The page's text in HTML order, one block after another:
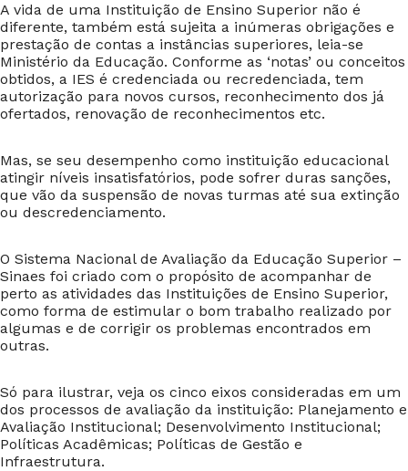
A vida de uma Instituição de Ensino Superior não é
diferente, também está sujeita a inúmeras obrigações e
prestação de contas a instâncias superiores, leia-se
Ministério da Educação. Conforme as ‘notas’ ou conceitos
obtidos, a IES é credenciada ou recredenciada, tem
autorização para novos cursos, reconhecimento dos já
ofertados, renovação de reconhecimentos etc.
Mas, se seu desempenho como instituição educacional
atingir níveis insatisfatórios, pode sofrer duras sanções,
que vão da suspensão de novas turmas até sua extinção
ou descredenciamento.
O Sistema Nacional de Avaliação da Educação Superior –
Sinaes foi criado com o propósito de acompanhar de
perto as atividades das Instituições de Ensino Superior,
como forma de estimular o bom trabalho realizado por
algumas e de corrigir os problemas encontrados em
outras.
Só para ilustrar, veja os cinco eixos consideradas em um
dos processos de avaliação da instituição: Planejamento e
Avaliação Institucional; Desenvolvimento Institucional;
Políticas Acadêmicas; Políticas de Gestão e
Infraestrutura.